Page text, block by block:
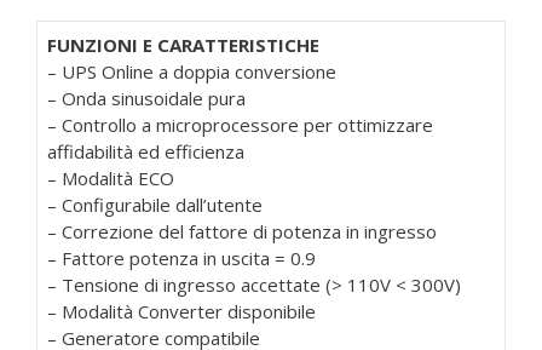
FUNZIONI E CARATTERISTICHE
– UPS Online a doppia conversione
– Onda sinusoidale pura
– Controllo a microprocessore per ottimizzare
affidabilità ed efficienza
– Modalità ECO
– Configurabile dall’utente
– Correzione del fattore di potenza in ingresso
– Fattore potenza in uscita = 0.9
– Tensione di ingresso accettate (> 110V < 300V)
– Modalità Converter disponibile
– Generatore compatibile